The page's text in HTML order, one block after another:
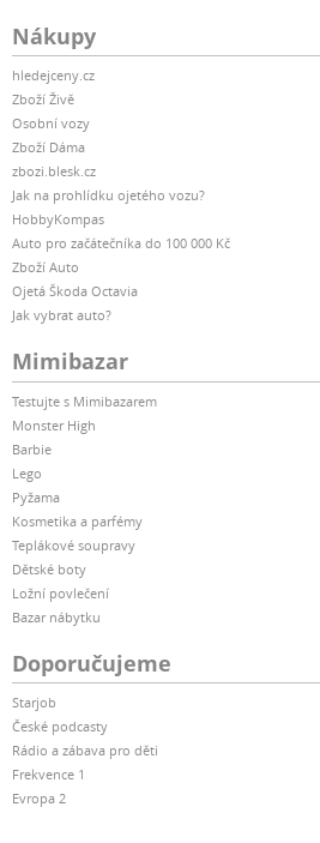
Nákupy
hledejceny.cz
Zboží Živě
Osobní vozy
Zboží Dáma
zbozi.blesk.cz
Jak na prohlídku ojetého vozu?
HobbyKompas
Auto pro začátečníka do 100 000 Kč
Zboží Auto
Ojetá Škoda Octavia
Jak vybrat auto?
Mimibazar
Testujte s Mimibazarem
Monster High
Barbie
Lego
Pyžama
Kosmetika a parfémy
Teplákové soupravy
Dětské boty
Ložní povlečení
Bazar nábytku
Doporučujeme
Starjob
České podcasty
Rádio a zábava pro děti
Frekvence 1
Evropa 2